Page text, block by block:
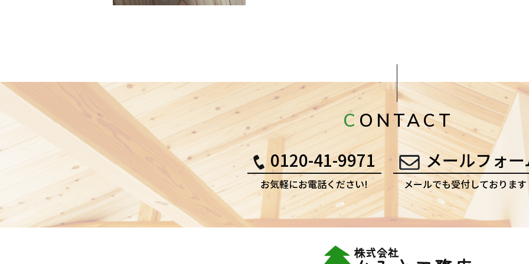
CONTACT
0120-41-9971
お気軽にお電話ください!
メールフォー
メールでも受付しております